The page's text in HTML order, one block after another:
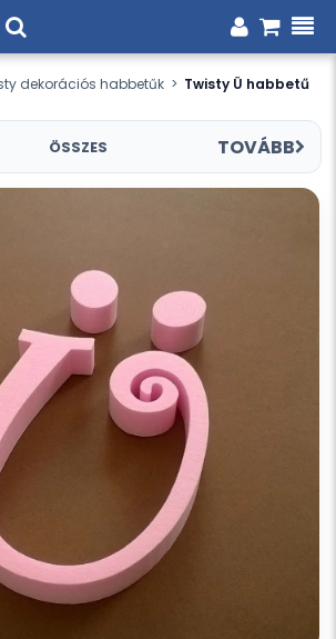
dekorációs habbetűk > Twisty Ü habbetű
ÖSSZES TOVÁBB